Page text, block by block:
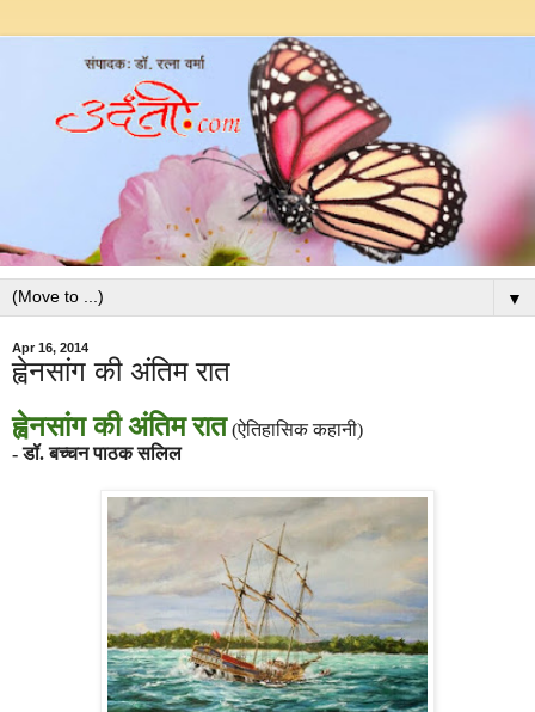
▼
Apr 16, 2014
ह्वेनसांग की अंतिम रात
ह्वेनसांग की अंतिम रात (ऐतिहासिक कहानी)
- डॉ. बच्चन पाठक सलिल